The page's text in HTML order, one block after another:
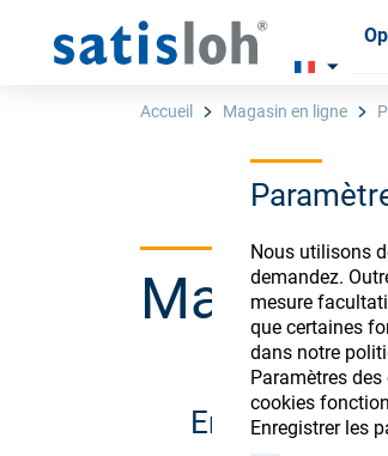
Nous utilisons
demandez.
mesure
que certaines
dans notre
Paramètres
cookies
Enregistrer les
Ophtalmique
Accueil Magasin en ligne
Magasin
Enregistrez-